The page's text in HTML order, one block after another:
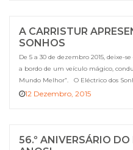
A CARRISTUR
SONHOS
De 5 a 30 de dezembro 2015, deixe-
a bordo de um veículo mágico,
Mundo Melhor”. O Eléctrico dos
solidária, destinada a crianças,
12 Dezembro, 2015
56.º ANIVERSÁRIO